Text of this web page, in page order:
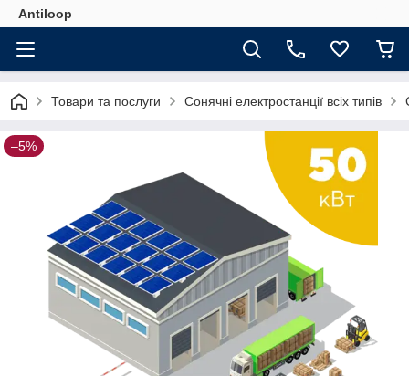
Antiloop
Товари та послуги Сонячні електростанції всіх типів
–5%